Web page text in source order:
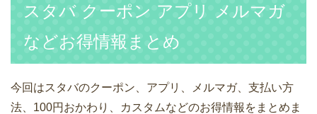
スタバ クーポン アプリ メルマガ
などお得情報まとめ
今回はスタバのクーポン、アプリ、メルマガ、支払い方
法、100円おかわり、カスタムなどのお得情報をまとめま